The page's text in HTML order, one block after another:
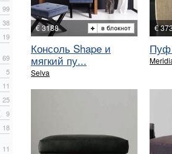
99
38
19
69
5
11
25
9
18
11
€ 3188
Консоль Shape и
мягкий пу...
Selva
€
Пуф